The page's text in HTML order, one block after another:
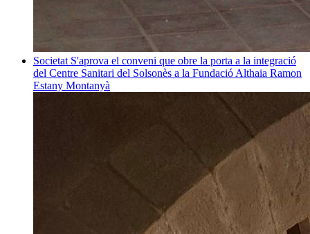
Societat S'aprova el conveni que obre la porta a la integració
del Centre Sanitari del Solsonès a la Fundació Althaia Ramon
Estany Montanyà